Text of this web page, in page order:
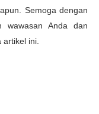
Semoga dengan
wawasan Anda dan
ini.